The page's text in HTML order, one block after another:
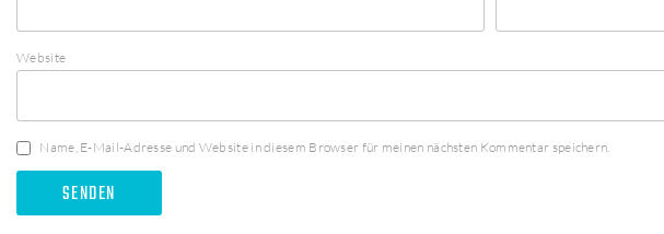
Website
Name, E-Mail-Adresse und Website in diesem Browser für meinen nächsten Kommentar speichern.